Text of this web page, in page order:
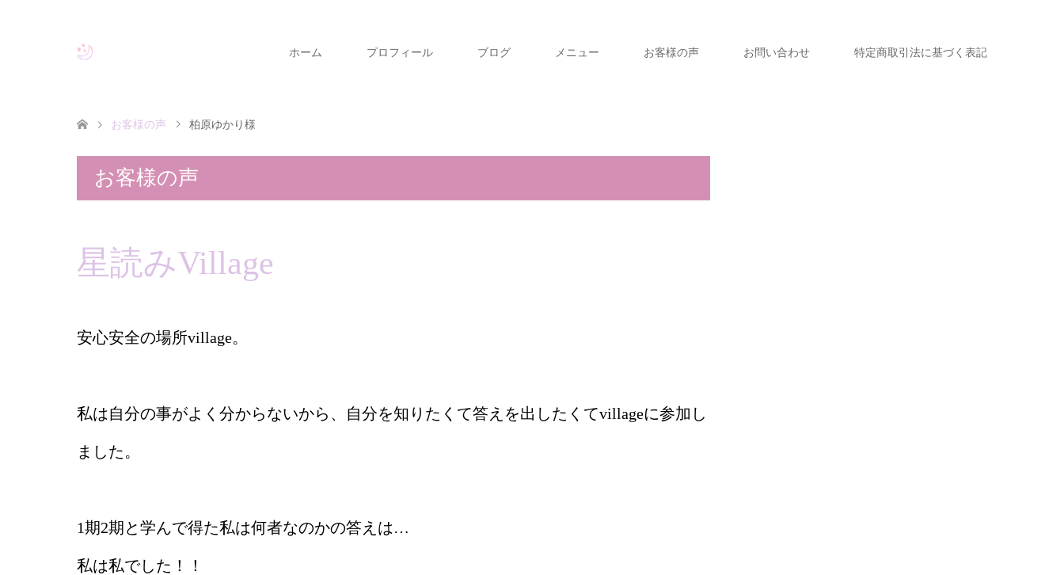
ホーム プロフィール ブログ メニュー お客様の声 お問い合わせ 特定商取引法に基づく表記
お客様の声 柏原ゆかり様
お客様の声
星読みVillage
安心安全の場所village。
私は自分の事がよく分からないから、自分を知りたくて答えを出したくてvillageに参加し
ました。
1期2期と学んで得た私は何者なのかの答えは…
私は私でした！！